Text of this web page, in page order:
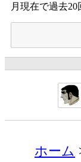
月現在で過去
ホーム